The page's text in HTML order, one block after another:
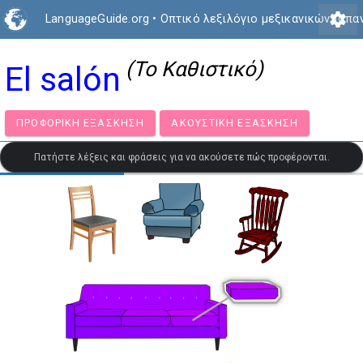
LanguageGuide.org • Οπτικό λεξιλόγιο μεξικανικώνsettings
El salón (Το Καθιστικό)
ΠΡΟΦΟΡΙΚΉ ΕΞΆΣΚΗΣΗ ΑΚΟΥΣΤΙΚΉ ΕΞΆΣΚΗΣΗ
Πατήστε λέξεις και φράσεις για να ακούσετε πώς προφέρονται.